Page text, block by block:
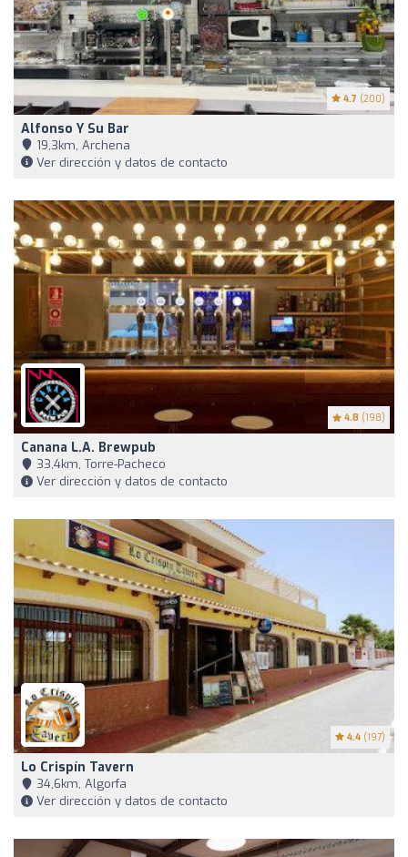
4.7 (200)
Alfonso Y Su Bar
19,3km, Archena
Ver dirección y datos de contacto
4.8 (198)
Canana L.A. Brewpub
33,4km, Torre-Pacheco
Ver dirección y datos de contacto
4.4 (197)
Lo Crispín Tavern
34,6km, Algorfa
Ver dirección y datos de contacto